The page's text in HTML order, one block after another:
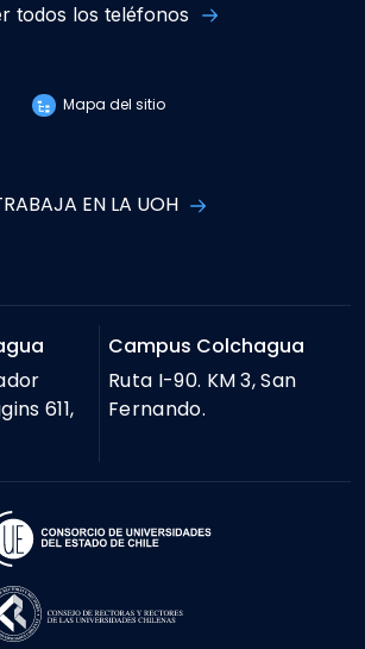
todos los teléfonos
Mapa del sitio
EN LA UOH
611,
Campus Colchagua
Ruta I-90. KM 3, San
Fernando.